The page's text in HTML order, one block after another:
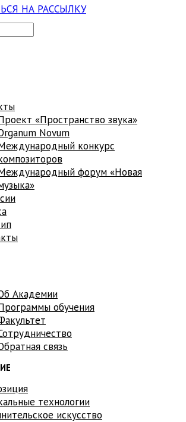
НА РАССЫЛКУ
«Пространство звука»
Novum
конкурс
форум «Новая
Академии
обучения
связь
технологии
искусство